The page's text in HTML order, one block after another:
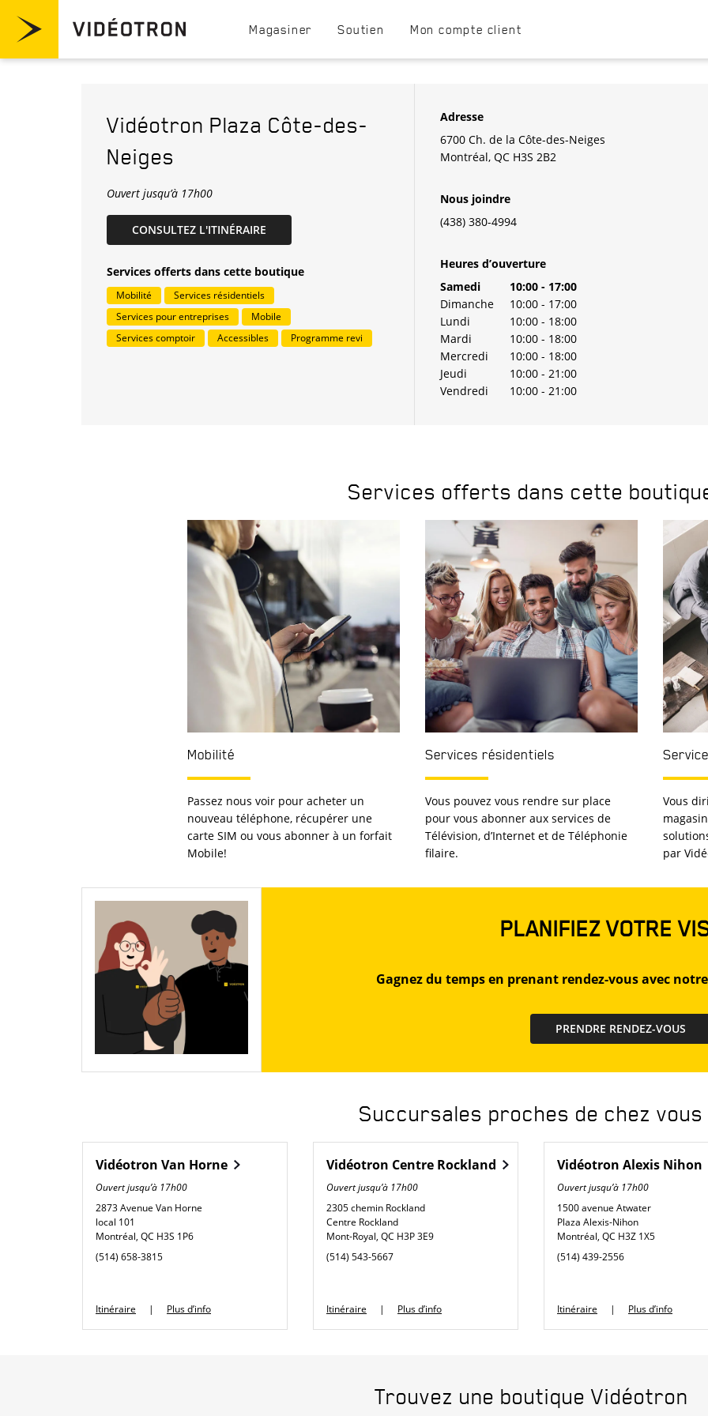
Magasiner Soutien Mon compte client
Vidéotron Plaza Côte-des-
Neiges
Ouvert jusqu’à 17h00
CONSULTEZ L'ITINÉRAIRE
Services offerts dans cette boutique
Mobilité
Services résidentiels
Services pour entreprises
Mobile
Services comptoir
Accessibles Programme revi
Adresse
6700 Ch. de la Côte-des-Neiges
Montréal, QC H3S 2B2
Nous joindre
(438) 380-4994
Heures d’ouverture
Jour de la semaineHeures
Samedi 10:00- 17:00
Dimanche
10:00- 17:00
Lundi
10:00- 18:00
Mardi
10:00- 18:00
Mercredi
10:00- 18:00
Jeudi
10:00- 21:00
Vendredi
10:00- 21:00
Services offerts dans cette
Mobilité
Passez nous voir pour acheter un
nouveau téléphone, récupérer une
carte SIM ou vous abonner à un forfait
Mobile!
Services résidentiels
Vous pouvez vous rendre sur place
pour vous abonner aux services de
Télévision, d’Internet et de Téléphonie
filaire.
Vous
par
PLANIFIEZ VOTRE
Gagnez du temps en prenant rendez-vous avec
PRENDRE RENDEZ-VOUS
Succursales proches de chez vous
Vidéotron Van Horne
Ouvert jusqu’à 17h00
2873 Avenue Van Horne
local 101
Montréal, QC H3S 1P6
phone
(514) 658-3815
Itinéraire Link Opens in New Tab
Plus d’info
Vidéotron Centre Rockland
Ouvert jusqu’à 17h00
2305 chemin Rockland
Centre Rockland
Mont-Royal, QC H3P 3E9
phone
(514) 543-5667
Itinéraire Link Opens in New Tab
Plus d’info
Vidéotron Alexis Nihon
Ouvert jusqu’à 17h00
1500 avenue Atwater
Plaza Alexis-Nihon
Montréal, QC H3Z 1X5
phone
(514) 439-2556
Itinéraire Link Opens in New Tab
Plus d’info
Trouvez une boutique Vidéotron